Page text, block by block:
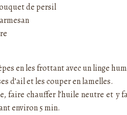
de persil
en les frottant avec un linge
d’ail et les couper en lamelles.
faire chauffer l’huile neutre et y
environ 5 min.